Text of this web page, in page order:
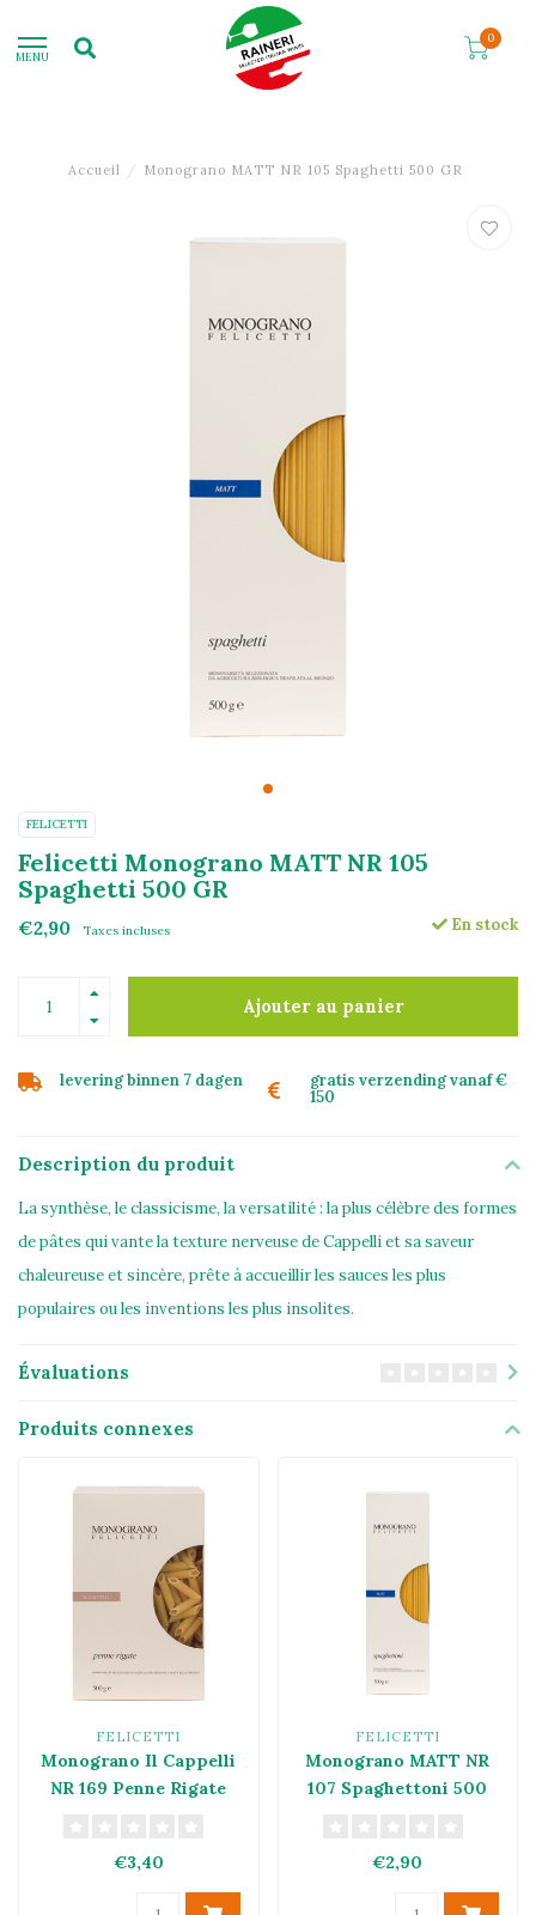
MENU
0
Accueil / Monograno MATT NR 105 Spaghetti 500 GR
FELICETTI
Felicetti Monograno MATT NR 105
Spaghetti 500 GR
€2,90 Taxes incluses En stock
Ajouter au panier
levering binnen 7 dagen
gratis verzending vanaf €
150
Description du produit
La synthèse, le classicisme, la versatilité : la plus célèbre des formes
de pâtes qui vante la texture nerveuse de Cappelli et sa saveur
chaleureuse et sincère, prête à accueillir les sauces les plus
populaires ou les inventions les plus insolites.
Évaluations
Produits connexes
FELICETTI
Monograno Il Cappelli
NR 169 Penne Rigate
€3,40
FELICETTI
Monograno MATT NR
107 Spaghettoni 500
€2,90